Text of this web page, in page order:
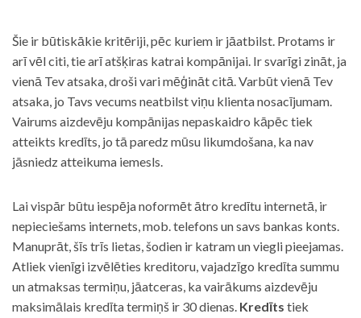
Šie ir būtiskākie kritēriji, pēc kuriem ir jāatbilst. Protams ir
arī vēl citi, tie arī atšķiras katrai kompānijai. Ir svarīgi zināt, ja
vienā Tev atsaka, droši vari mēģināt citā. Varbūt vienā Tev
atsaka, jo Tavs vecums neatbilst viņu klienta nosacījumam.
Vairums aizdevēju kompānijas nepaskaidro kāpēc tiek
atteikts kredīts, jo tā paredz mūsu likumdošana, ka nav
jāsniedz atteikuma iemesls.
Lai vispār būtu iespēja noformēt ātro kredītu internetā, ir
nepieciešams internets, mob. telefons un savs bankas konts.
Manuprāt, šīs trīs lietas, šodien ir katram un viegli pieejamas.
Atliek vienīgi izvēlēties kreditoru, vajadzīgo kredīta summu
un atmaksas termiņu, jāatceras, ka vairākums aizdevēju
maksimālais kredīta termiņš ir 30 dienas. Kredīts tiek